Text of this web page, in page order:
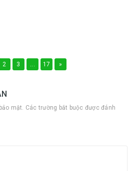
2 3 17 »
mật. Các trường bắt buộc được đánh